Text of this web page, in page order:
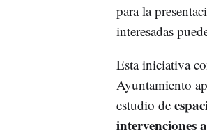
para la
interesadas
Esta iniciativa
Ayuntamiento
estudio de
intervenciones